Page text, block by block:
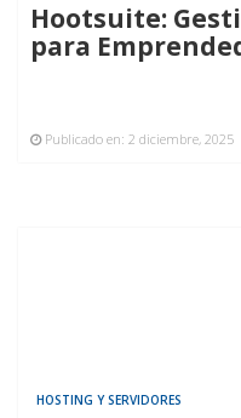
Hootsuite:
para
Publicado en: 2 diciembre, 2025
HOSTING Y SERVIDORES